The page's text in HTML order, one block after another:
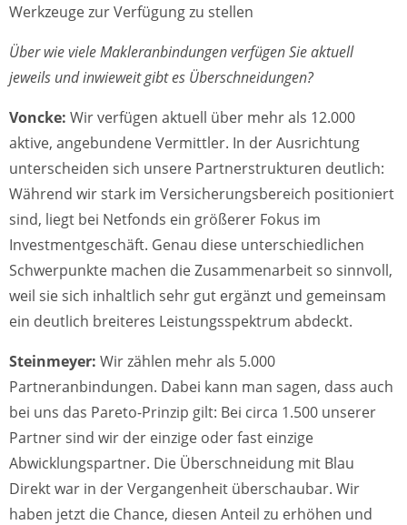
Werkzeuge zur Verfügung zu stellen
Über wie viele Makleranbindungen verfügen Sie aktuell
jeweils und inwieweit gibt es Überschneidungen?
Voncke: Wir verfügen aktuell über mehr als 12.000
aktive, angebundene Vermittler. In der Ausrichtung
unterscheiden sich unsere Partnerstrukturen deutlich:
Während wir stark im Versicherungsbereich positioniert
sind, liegt bei Netfonds ein größerer Fokus im
Investmentgeschäft. Genau diese unterschiedlichen
Schwerpunkte machen die Zusammenarbeit so sinnvoll,
weil sie sich inhaltlich sehr gut ergänzt und gemeinsam
ein deutlich breiteres Leistungsspektrum abdeckt.
Steinmeyer: Wir zählen mehr als 5.000
Partneranbindungen. Dabei kann man sagen, dass auch
bei uns das Pareto-Prinzip gilt: Bei circa 1.500 unserer
Partner sind wir der einzige oder fast einzige
Abwicklungspartner. Die Überschneidung mit Blau
Direkt war in der Vergangenheit überschaubar. Wir
haben jetzt die Chance, diesen Anteil zu erhöhen und